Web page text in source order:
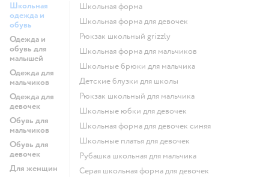
Школьная
одежда и
обувь
Одежда и
обувь для
малышей
Одежда для
мальчиков
Одежда для
девочек
Обувь для
мальчиков
Обувь для
девочек
Для женщин
Школьная форма
Школьная форма для девочек
Рюкзак школьный grizzly
Школьная форма для мальчиков
Школьные брюки для мальчика
Детские блузки для школы
Рюкзак школьный для мальчика
Школьные юбки для девочек
Школьная форма для девочек синяя
Школьные платья для девочек
Рубашка школьная для мальчика
Серая школьная форма для девочек